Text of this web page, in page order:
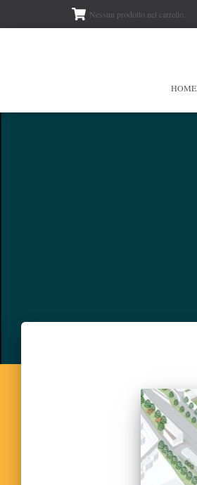
Nessun prodotto nel carrello.
HOME